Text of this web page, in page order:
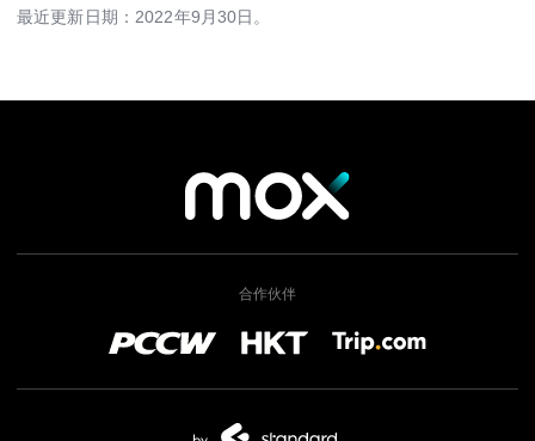
最近更新日期：2022年9月30日。
合作伙伴